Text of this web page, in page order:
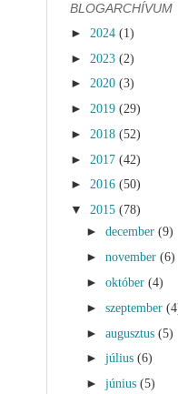
BLOGARCHÍVUM
► 2024 (1)
► 2023 (2)
► 2020 (3)
► 2019 (29)
► 2018 (52)
► 2017 (42)
► 2016 (50)
▼ 2015 (78)
►december(9)
►november(6)
►október(4)
►szeptember
►augusztus(5)
►július(6)
►június(5)